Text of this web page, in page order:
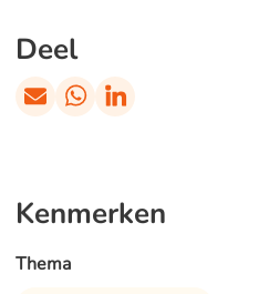
Deel
Kenmerken
Thema